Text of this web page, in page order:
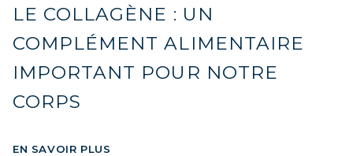
LE COLLAGÈNE : UN
COMPLÉMENT ALIMENTAIRE
IMPORTANT POUR NOTRE
CORPS
EN SAVOIR PLUS